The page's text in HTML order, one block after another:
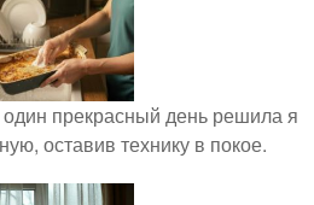
прекрасный день решила я
оставив технику в покое.